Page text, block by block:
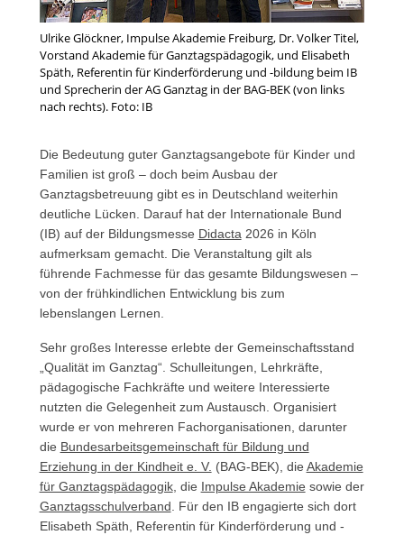
Ulrike Glöckner, Impulse Akademie Freiburg, Dr. Volker Titel,
Vorstand Akademie für Ganztagspädagogik, und Elisabeth
Späth, Referentin für Kinderförderung und -bildung beim IB
und Sprecherin der AG Ganztag in der BAG-BEK (von links
nach rechts). Foto: IB
Die Bedeutung guter Ganztagsangebote für Kinder und
Familien ist groß – doch beim Ausbau der
Ganztagsbetreuung gibt es in Deutschland weiterhin
deutliche Lücken. Darauf hat der Internationale Bund
(IB) auf der Bildungsmesse Didacta2026 in Köln
aufmerksam gemacht. Die Veranstaltung gilt als
führende Fachmesse für das gesamte Bildungswesen –
von der frühkindlichen Entwicklung bis zum
lebenslangen Lernen.
Sehr großes Interesse erlebte der Gemeinschaftsstand
„Qualität im Ganztag“. Schulleitungen, Lehrkräfte,
pädagogische Fachkräfte und weitere Interessierte
nutzten die Gelegenheit zum Austausch. Organisiert
wurde er von mehreren Fachorganisationen, darunter
die Bundesarbeitsgemeinschaft für Bildung und
Erziehung in der Kindheit e. V. (BAG-BEK), die Akademie
für Ganztagspädagogik, die Impulse Akademie sowie der
Ganztagsschulverband. Für den IB engagierte sich dort
Elisabeth Späth, Referentin für Kinderförderung und -